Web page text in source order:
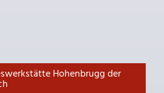
Hohenbrugg der